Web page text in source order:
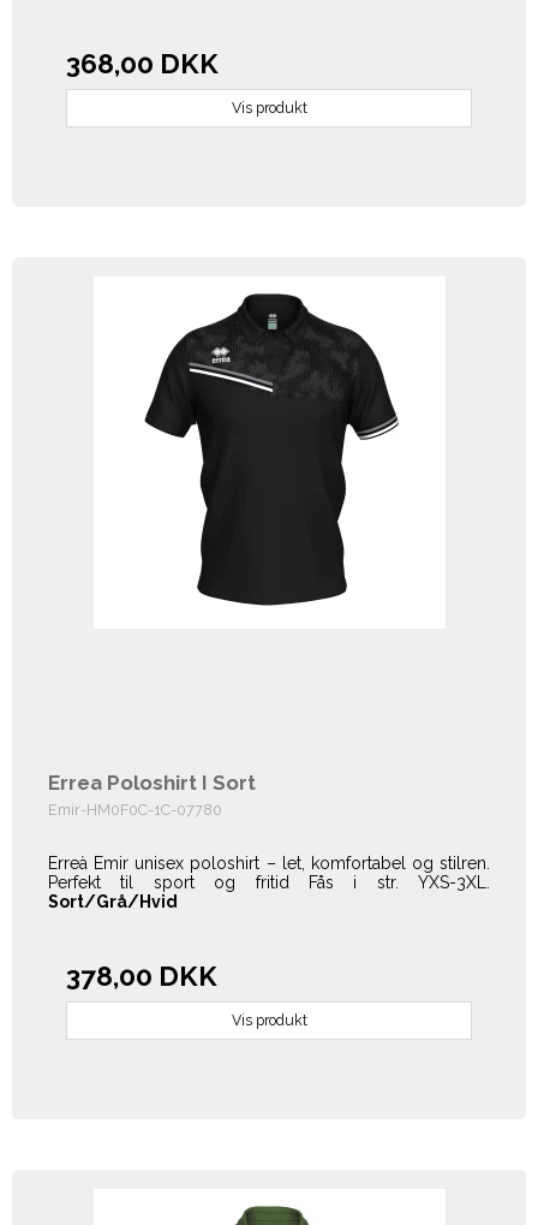
368,00 DKK
Vis produkt
Errea Poloshirt I Sort
Emir-HM0F0C-1C-07780
Erreà Emir unisex poloshirt – let, komfortabel og stilren.
Perfekt til sport og fritid Fås i str. YXS-3XL.
Sort/Grå/Hvid
378,00 DKK
Vis produkt